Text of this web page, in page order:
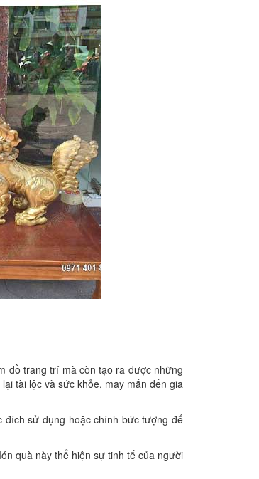
đồ trang trí mà còn tạo ra được những
tài lộc và sức khỏe, may mắn đến gia
đích sử dụng hoặc chính bức tượng để
quà này thể hiện sự tinh tế của người